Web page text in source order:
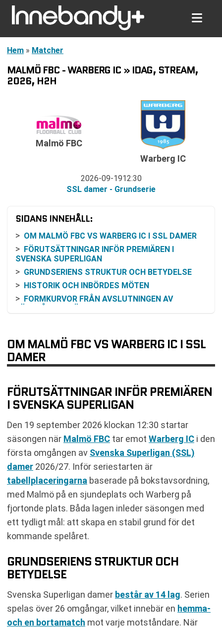
Hem » Matcher
MALMÖ FBC - WARBERG IC » IDAG, STREAM,
2026, H2H
Malmö FBC
2026-09-1912:30
SSL damer - Grundserie
Warberg IC
SIDANS INNEHÅLL:
OM MALMÖ FBC VS WARBERG IC I SSL DAMER
FÖRUTSÄTTNINGAR INFÖR PREMIÄREN I
SVENSKA SUPERLIGAN
GRUNDSERIENS STRUKTUR OCH BETYDELSE
HISTORIK OCH INBÖRDES MÖTEN
FORMKURVOR FRÅN AVSLUTNINGEN AV
KOMMANDE SPELSCHEMA FÖR LAGEN
SÅ KAN DU FÖLJA MATCHEN PÅ TV OCH ONLINE
TABELL
RELATERADE NYHETER
OM MALMÖ FBC VS WARBERG IC I SSL
DAMER
FÖRUTSÄTTNINGAR INFÖR PREMIÄREN
I SVENSKA SUPERLIGAN
Den 19 september 2026 klockan 12:30 startar
säsongen när Malmö FBC tar emot Warberg IC i den
första omgången av Svenska Superligan (SSL)
damer 2026/27. Inför seriestarten är
tabellplaceringarna baserade på bokstavsordning,
med Malmö på en sjundeplats och Warberg på
fjortonde plats. Båda lagen inleder säsongen med
ett tydligt mål: att skapa en stabil grund för det
kommande spelåret.
GRUNDSERIENS STRUKTUR OCH
BETYDELSE
Svenska Superligan damer består av 14 lag. Serien
spelas över 26 omgångar, vilket innebär en hemma-
och en bortamatch mot varje motståndare. När